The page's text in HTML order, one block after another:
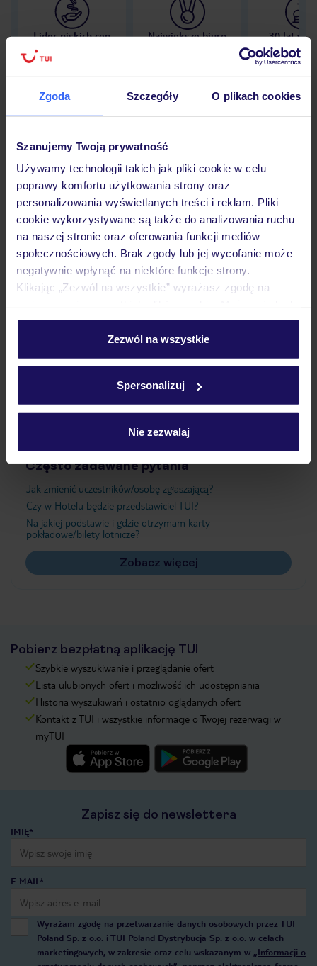
Zgoda Szczegóły O plikach cookies
Szanujemy Twoją prywatność
Używamy technologii takich jak pliki cookie w celu
poprawy komfortu użytkowania strony oraz
personalizowania wyświetlanych treści i reklam. Pliki
cookie wykorzystywane są także do analizowania ruchu
na naszej stronie oraz oferowania funkcji mediów
społecznościowych. Brak zgody lub jej wycofanie może
negatywnie wpłynąć na niektóre funkcje strony.
Klikając „Zezwól na wszystkie” wyrażasz zgodę na
personalizować swój wybór wchodząc w zakładkę
Szczegółowe informacje o plikach cookie znajdziesz
Zezwól na wszystkie
Spersonalizuj
Nie zezwalaj
Lider niskich cen
Największe biuro
30 lat w
Hotel
Opinie
Pokoje
Wyżywienie
Ważne informacje
Często zadawane pytania
Jak zmienić uczestników/osobę zgłaszającą?
Czy w Hotelu będzie przedstawiciel TUI?
Na jakiej podstawie i gdzie otrzymam karty
pokładowe/bilety lotnicze?
Zobacz więcej
Pobierz bezpłatną aplikację TUI
Szybkie wyszukiwanie i przeglądanie ofert
Lista ulubionych ofert i możliwość ich udostępniania
Historia wyszukiwań i ostatnio oglądanych ofert
Kontakt z TUI i wszystkie informacje o Twojej rezerwacji w
myTUI
Zapisz się do newslettera
IMIĘ*
E-MAIL*
Wyrażam zgodę na przetwarzanie danych osobowych przez TUI
Poland Sp. z o.o. i TUI Poland Dystrybucja Sp. z o.o. w celach
marketingowych, w zakresie oraz celu wskazanym w „Informacji o